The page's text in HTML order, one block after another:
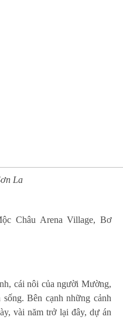
La
Châu Arena Village, Bơ
cái nôi của người Mường,
Bên cạnh những cảnh
vài năm trở lại đây, dự án